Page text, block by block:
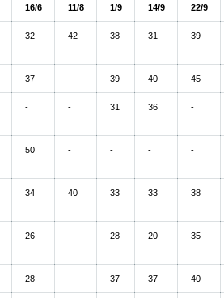
16/6 11/8 1/9 14/9 22/9
32 42 38 31 39
37 - 39 40 45
- - 31 36 -
50 - - - -
34 40 33 33 38
26 - 28 20 35
28 - 37 37 40